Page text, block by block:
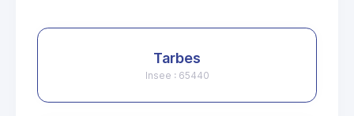
Tarbes
Insee : 65440